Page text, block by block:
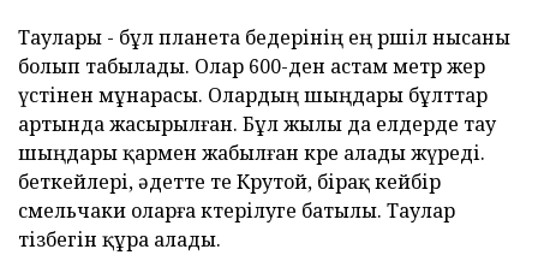
Таулары - бұл планета бедерінің ең өршіл нысаны
болып табылады. Олар 600-ден астам метр жер
үстінен мұнарасы. Олардың шыңдары бұлттар
артында жасырылған. Бұл жылы да елдерде тау
шыңдары қармен жабылған көре алады жүреді.
беткейлері, әдетте өте Крутой, бірақ кейбір
смельчаки оларға көтерілуге батылы. Таулар
тізбегін құра алады.